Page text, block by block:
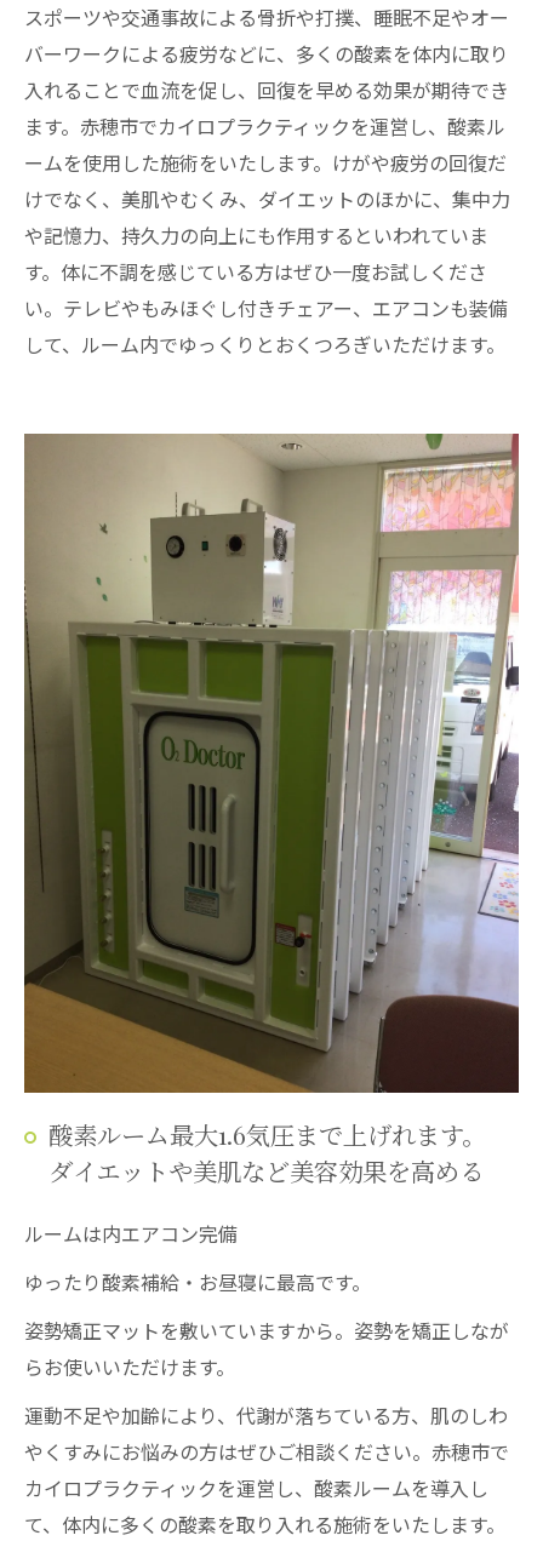
スポーツや交通事故による骨折や打撲、睡眠不足やオー
バーワークによる疲労などに、多くの酸素を体内に取り
入れることで血流を促し、回復を早める効果が期待でき
ます。赤穂市でカイロプラクティックを運営し、酸素ル
ームを使用した施術をいたします。けがや疲労の回復だ
けでなく、美肌やむくみ、ダイエットのほかに、集中力
や記憶力、持久力の向上にも作用するといわれていま
す。体に不調を感じている方はぜひ一度お試しくださ
い。テレビやもみほぐし付きチェアー、エアコンも装備
して、ルーム内でゆっくりとおくつろぎいただけます。
酸素ルーム最大1.6気圧まで上げれます。
ダイエットや美肌など美容効果を高める
ルームは内エアコン完備
ゆったり酸素補給・お昼寝に最高です。
姿勢矯正マットを敷いていますから。姿勢を矯正しなが
らお使いいただけます。
運動不足や加齢により、代謝が落ちている方、肌のしわ
やくすみにお悩みの方はぜひご相談ください。赤穂市で
カイロプラクティックを運営し、酸素ルームを導入し
て、体内に多くの酸素を取り入れる施術をいたします。